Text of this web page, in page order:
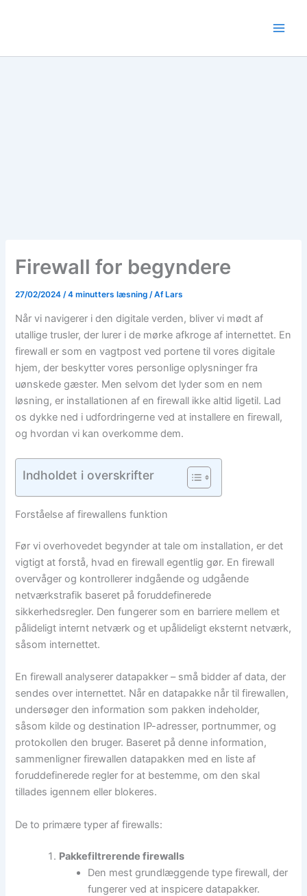
Firewall for begyndere
27/02/2024 /4 minutters læsning / AfLars
Når vi navigerer i den digitale verden, bliver vi mødt af
utallige trusler, der lurer i de mørke afkroge af internettet. En
firewall er som en vagtpost ved portene til vores digitale
hjem, der beskytter vores personlige oplysninger fra
uønskede gæster. Men selvom det lyder som en nem
løsning, er installationen af en firewall ikke altid ligetil. Lad
os dykke ned i udfordringerne ved at installere en firewall,
og hvordan vi kan overkomme dem.
Indholdet i overskrifter
Forståelse af firewallens funktion
Før vi overhovedet begynder at tale om installation, er det
vigtigt at forstå, hvad en firewall egentlig gør. En firewall
overvåger og kontrollerer indgående og udgående
netværkstrafik baseret på foruddefinerede
sikkerhedsregler. Den fungerer som en barriere mellem et
pålideligt internt netværk og et upålideligt eksternt netværk,
såsom internettet.
En firewall analyserer datapakker – små bidder af data, der
sendes over internettet. Når en datapakke når til firewallen,
undersøger den information som pakken indeholder,
såsom kilde og destination IP-adresser, portnummer, og
protokollen den bruger. Baseret på denne information,
sammenligner firewallen datapakken med en liste af
foruddefinerede regler for at bestemme, om den skal
tillades igennem eller blokeres.
De to primære typer af firewalls:
Pakkefiltrerende firewalls
Den mest grundlæggende type firewall, der
fungerer ved at inspicere datapakker.